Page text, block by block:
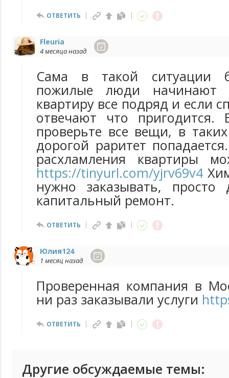
ОТВЕТИТЬ
Fleuria
4 месяца назад
Сама в такой ситуации
пожилые люди начинают
квартиру все подряд и если
отвечают что пригодится.
проверьте все вещи, в
дорогой раритет
расхламления квартиры
https://tinyurl.com/yjrv69v4
нужно заказывать, просто
капитальный ремонт.
ОТВЕТИТЬ
Юлия124
1 месяц назад
Проверенная компания в
ни раз заказывали услуги
ОТВЕТИТЬ
Другие обсуждаемые темы: